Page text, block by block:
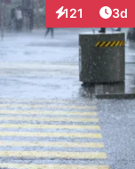
121
Interaktionen
3d